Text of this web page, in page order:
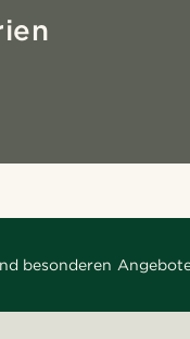
besonderen